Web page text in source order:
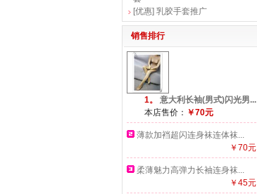
[优惠] 乳胶手套推广
销售排行
1。
意大利长袖(男式)闪光男...
本店售价： ￥70元
薄款加裆超闪连身袜连体袜...
￥70元
柔薄魅力高弹力长袖连身袜...
￥45元